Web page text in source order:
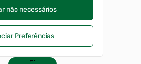
não necessários
Preferências